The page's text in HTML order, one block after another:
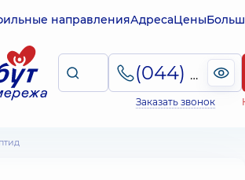
направленияАдресаЦены
(044) 495-2-888
Заказать звонок